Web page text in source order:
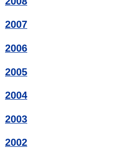
2007
2006
2005
2004
2003
2002